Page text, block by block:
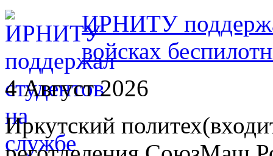
ИРНИТУ
войсках
4 Август 2026
Иркутский